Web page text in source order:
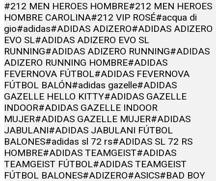
#212 MEN HEROES HOMBRE#212 MEN HEROES
HOMBRE CAROLINA#212 VIP ROSÉ#acqua di
gio#adidas#ADIDAS ADIZERO#ADIDAS ADIZERO
EVO SL#ADIDAS ADIZERO EVO SL
RUNNING#ADIDAS ADIZERO RUNNING#ADIDAS
ADIZERO RUNNING HOMBRE#ADIDAS
FEVERNOVA FÚTBOL#ADIDAS FEVERNOVA
FÚTBOL BALÓN#adidas gazelle#ADIDAS
GAZELLE HELLO KITTY#ADIDAS GAZELLE
INDOOR#ADIDAS GAZELLE INDOOR
MUJER#ADIDAS GAZELLE MUJER#ADIDAS
JABULANI#ADIDAS JABULANI FÚTBOL
BALONES#adidas sl 72 rs#ADIDAS SL 72 RS
HOMBRE#ADIDAS TEAMGEIST#ADIDAS
TEAMGEIST FÚTBOL#ADIDAS TEAMGEIST
FÚTBOL BALONES#ADIZERO#ASICS#BAD BOY